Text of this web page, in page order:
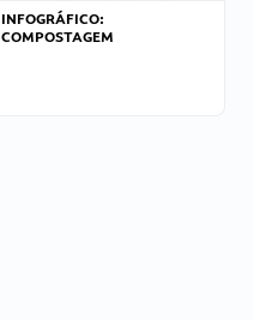
INFOGRÁFICO:
COMPOSTAGEM